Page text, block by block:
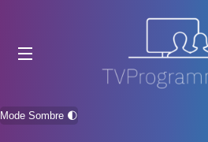
Mode Sombre 🌓